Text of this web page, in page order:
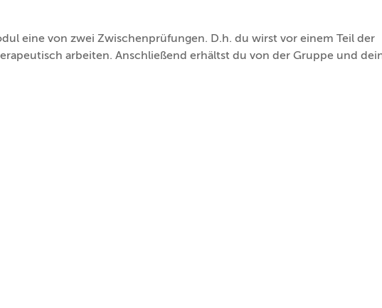
eine von zwei Zwischenprüfungen. D.h. du wirst vor einem Teil der
arbeiten. Anschließend erhältst du von der Gruppe und